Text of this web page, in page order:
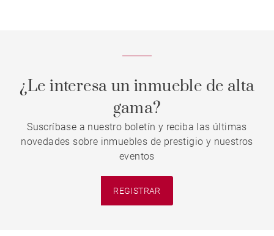
¿Le interesa un inmueble de alta
gama?
Suscríbase a nuestro boletín y reciba las últimas
novedades sobre inmuebles de prestigio y nuestros
eventos
REGISTRAR